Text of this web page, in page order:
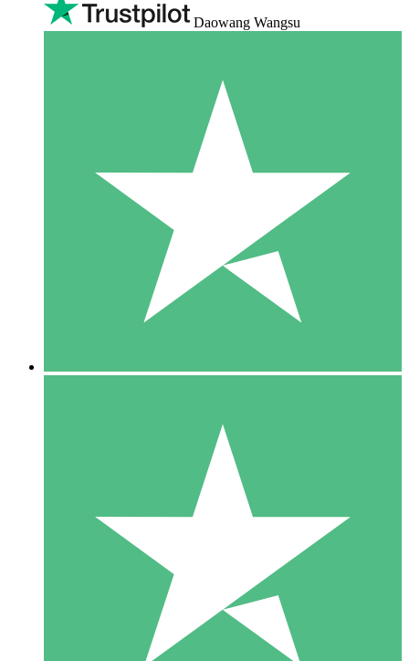
Daowang Wangsu